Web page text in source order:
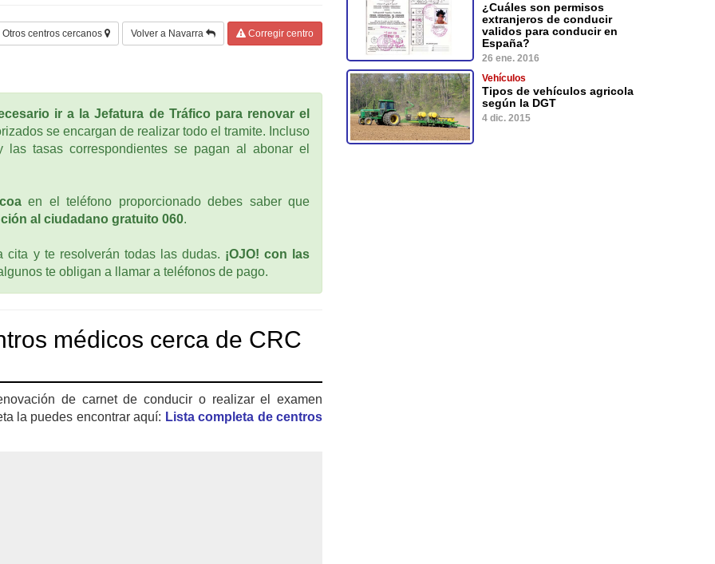
Otros centros cercanos Volver a Navarra Corregir centro
ir a la Jefatura de Tráfico para renovar el
se encargan de realizar todo el tramite. Incluso
tasas correspondientes se pagan al abonar el
en el teléfono proporcionado debes saber que
al ciudadano gratuito 060.
cita y te resolverán todas las dudas. ¡OJO! con las
te obligan a llamar a teléfonos de pago.
médicos cerca de CRC
de carnet de conducir o realizar el examen
la puedes encontrar aquí: Lista completa de centros
¿Cuáles son permisos
extranjeros de conducir
validos para conducir en
España?
26 ene. 2016
Vehículos
Tipos de vehículos agricola
según la DGT
4 dic. 2015